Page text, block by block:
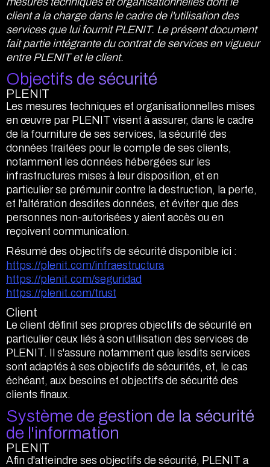
client a la charge dans le cadre de l'utilisation des
services que lui fournit PLENIT. Le présent document
fait partie intégrante du contrat de services en vigueur
entre PLENIT et le client.
Objectifs de sécurité
PLENIT
Les mesures techniques et organisationnelles mises
en œuvre par PLENIT visent à assurer, dans le cadre
de la fourniture de ses services, la sécurité des
données traitées pour le compte de ses clients,
notamment les données hébergées sur les
infrastructures mises à leur disposition, et en
particulier se prémunir contre la destruction, la perte,
et l'altération desdites données, et éviter que des
personnes non-autorisées y aient accès ou en
reçoivent communication.
Résumé des objectifs de sécurité disponible ici :
https://plenit.com/infraestructura
https://plenit.com/seguridad
https://plenit.com/trust
Client
Le client définit ses propres objectifs de sécurité en
particulier ceux liés à son utilisation des services de
PLENIT. Il s'assure notamment que lesdits services
sont adaptés à ses objectifs de sécurités, et, le cas
échéant, aux besoins et objectifs de sécurité des
clients finaux.
Système de gestion de la sécurité
de l'information
PLENIT
Afin d'atteindre ses objectifs de sécurité, PLENIT a